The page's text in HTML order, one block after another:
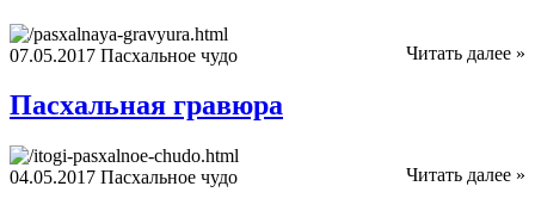
Читать далее »
07.05.2017 Пасхальное чудо
Пасхальная гравюра
Читать далее »
04.05.2017 Пасхальное чудо